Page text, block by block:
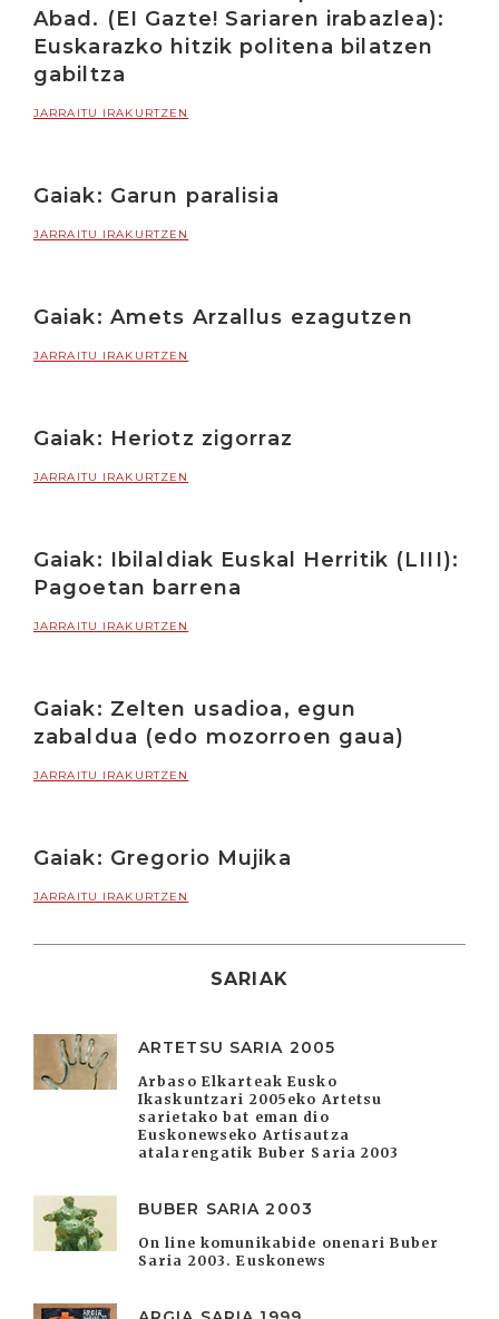
Abad. (EI Gazte! Sariaren irabazlea):
Euskarazko hitzik politena bilatzen
gabiltza
JARRAITU IRAKURTZEN
Gaiak: Garun paralisia
JARRAITU IRAKURTZEN
Gaiak: Amets Arzallus ezagutzen
JARRAITU IRAKURTZEN
Gaiak: Heriotz zigorraz
JARRAITU IRAKURTZEN
Gaiak: Ibilaldiak Euskal Herritik (LIII):
Pagoetan barrena
JARRAITU IRAKURTZEN
Gaiak: Zelten usadioa, egun
zabaldua (edo mozorroen gaua)
JARRAITU IRAKURTZEN
Gaiak: Gregorio Mujika
JARRAITU IRAKURTZEN
SARIAK
ARTETSU SARIA 2005
Arbaso Elkarteak Eusko
Ikaskuntzari 2005eko Artetsu
sarietako bat eman dio
Euskonewseko Artisautza
atalarengatik Buber Saria 2003
BUBER SARIA 2003
On line komunikabide onenari Buber
Saria 2003. Euskonews